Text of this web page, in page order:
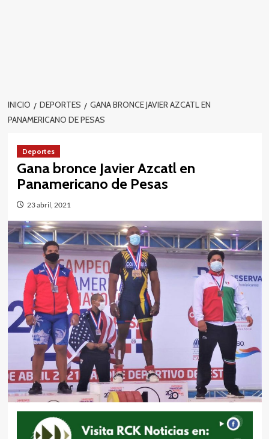
INICIO DEPORTES
GANA BRONCE JAVIER AZCATL EN
PANAMERICANO DE PESAS
Deportes
Gana bronce Javier Azcatl en
Panamericano de Pesas
23 abril, 2021